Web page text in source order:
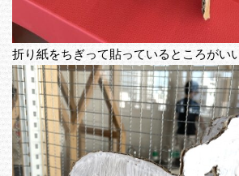
折り紙をちぎって貼っているところがい